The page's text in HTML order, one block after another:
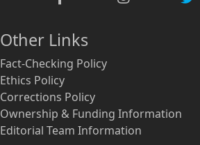
Other Links
Fact-Checking Policy
Ethics Policy
Corrections Policy
Ownership & Funding Information
Editorial Team Information